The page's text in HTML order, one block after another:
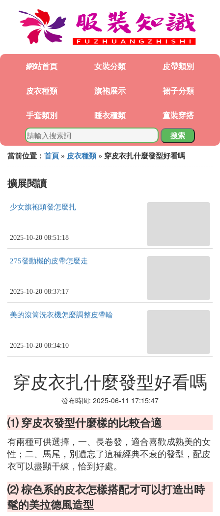
網站首頁 女裝分類 皮帶類別
皮衣種類 旗袍展示 裙子分類
手套類別 睡衣種類 童裝穿搭
搜索
當前位置： 首頁 » 皮衣種類 » 穿皮衣扎什麼發型好看嗎
擴展閱讀
少女旗袍頭發怎麼扎
2025-10-20 08:51:18
275發動機的皮帶怎麼走
2025-10-20 08:37:17
美的滾筒洗衣機怎麼調整皮帶輪
2025-10-20 08:34:10
穿皮衣扎什麼發型好看嗎
發布時間: 2025-06-11 17:15:47
⑴ 穿皮衣發型什麼樣的比較合適
有兩種可供選擇，一、長卷發，適合喜歡成熟美的女
性；二、馬尾，別遺忘了這種經典不衰的發型，配皮
衣可以盡顯干練，恰到好處。
⑵ 棕色系的皮衣怎樣搭配才可以打造出時
髦的美拉德風造型